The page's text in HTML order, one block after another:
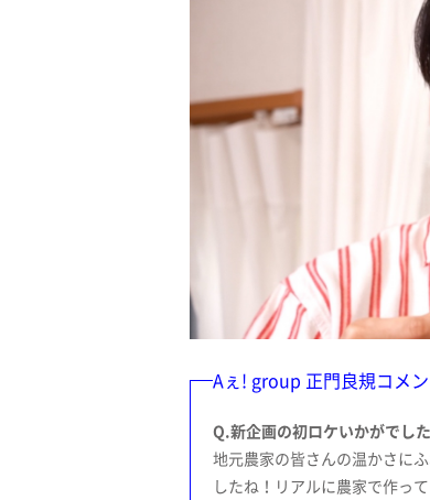
Aぇ! group 正門良規コメ
Q.新企画の初ロケいかがでし
地元農家の皆さんの温かさに
したね！リアルに農家で作っ